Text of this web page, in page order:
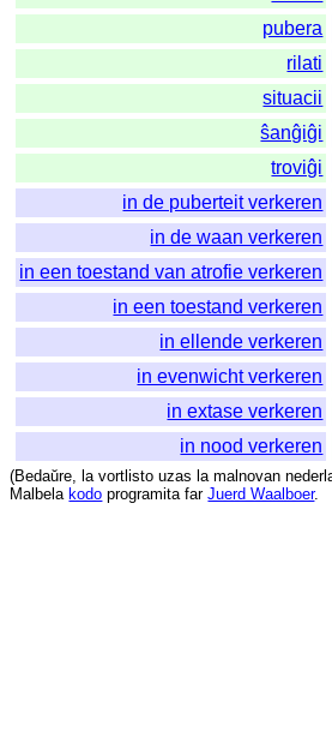
pubera
rilati
situacii
ŝanĝiĝi
troviĝi
in de puberteit verkeren
in de waan verkeren
in een toestand van atrofie verkeren
in een toestand verkeren
in ellende verkeren
in evenwicht verkeren
in extase verkeren
in nood verkeren
(Bedaŭre, la vortlisto uzas la malnovan
Malbela kodo programita far Juerd Waalboer.